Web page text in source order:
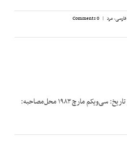
فارسی,مرد |
0 Comments
روایت‌کننده: دکتر مهدی آذر تاریخ: سی‌ویکم مارچ ۱۹۸۳ محل‌مصاحبه: